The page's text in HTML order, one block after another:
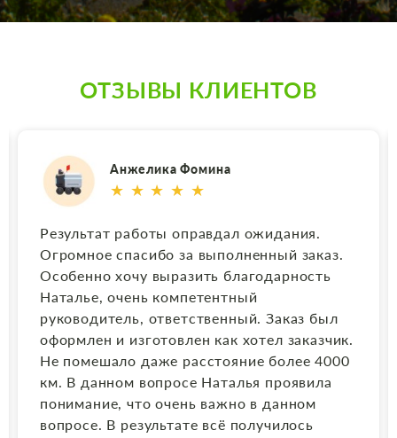
ОТЗЫВЫ КЛИЕНТОВ
Анжелика Фомина
★ ★ ★ ★ ★
Результат работы оправдал ожидания.
Огромное спасибо за выполненный заказ.
Особенно хочу выразить благодарность
Наталье, очень компетентный
руководитель, ответственный. Заказ был
оформлен и изготовлен как хотел заказчик.
Не помешало даже расстояние более 4000
км. В данном вопросе Наталья проявила
понимание, что очень важно в данном
вопросе. В результате всё получилось